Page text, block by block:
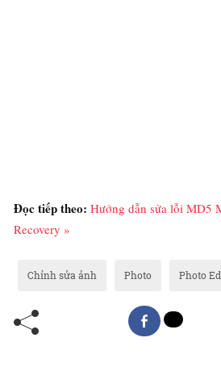
Đọc tiếp theo: Hướng dẫn sửa lỗi MD5
Recovery »
Chỉnh sửa ảnh Photo Photo